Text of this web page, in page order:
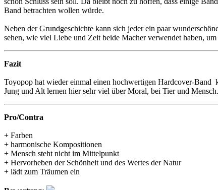
Band betrachten wollen würde.
Neben der Grundgeschichte kann sich jeder ein paar
sehen, wie viel Liebe und Zeit beide Macher verwendet haben,
Fazit
Toyopop hat wieder einmal einen hochwertigen Hardcover-Band
Jung und Alt lernen hier sehr viel über Moral, bei Tier und
Pro/Contra
+ Farben
+ harmonische Kompositionen
+ Mensch steht nicht im Mittelpunkt
+ Hervorheben der Schönheit und des Wertes der Natur
+ lädt zum Träumen ein